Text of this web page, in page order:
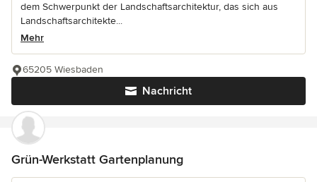
dem Schwerpunkt der Landschaftsarchitektur, das sich aus
Landschaftsarchitekte...
Mehr
Nachricht
65205 Wiesbaden
Grün-Werkstatt Gartenplanung